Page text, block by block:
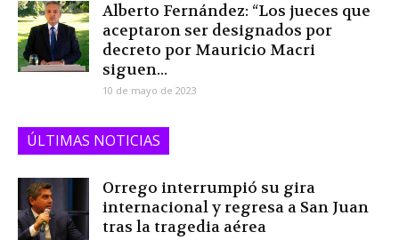
Alberto Fernández: “Los jueces que
aceptaron ser designados por
decreto por Mauricio Macri
siguen...
10 de mayo de 2023
ÚLTIMAS NOTICIAS
Orrego interrumpió su gira
internacional y regresa a San Juan
tras la tragedia aérea